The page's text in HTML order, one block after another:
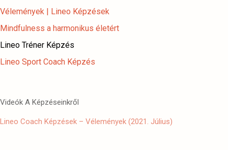
Vélemények | Lineo Képzések
Mindfulness a harmonikus életért
Lineo Tréner Képzés
Lineo Sport Coach Képzés
Videók A Képzéseinkről
Lineo Coach Képzések – Vélemények (2021. Július)